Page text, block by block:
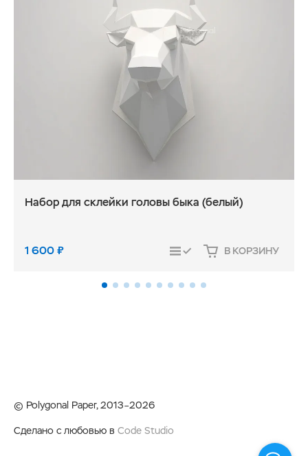
Набор для склейки головы быка (белый)
1 600₽ СРАВНИТЬ В КОРЗИНУ
© Polygonal Paper, 2013–2026
Сделано с любовью в Code Studio